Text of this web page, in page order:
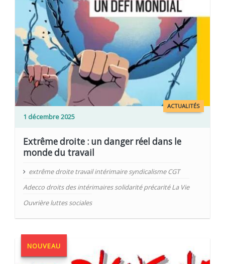
ACTUALITÉS
1 décembre 2025
Extrême droite : un danger réel dans le
monde du travail
extrême droite travail intérimaire syndicalisme CGT
Adecco droits des intérimaires solidarité précarité La Vie
Ouvrière luttes sociales
NOUVEAU